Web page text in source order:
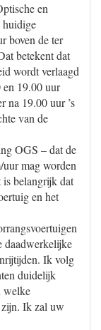
en
huidige
boven de ter
betekent dat
wordt verlaagd
19.00 uur
na 19.00 uur ’s
van de
OGS – dat de
mag worden
is belangrijk dat
en het
daadwerkelijke
Ik volg
duidelijk
welke
zijn. Ik zal uw